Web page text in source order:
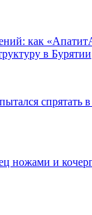
как
в Бурятии
спрятать
ножами и